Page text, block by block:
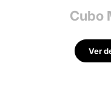
Cubo
Ver